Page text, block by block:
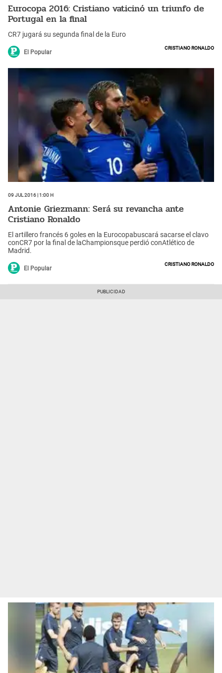
Eurocopa 2016: Cristiano vaticinó un triunfo de
Portugal en la final
CR7 jugará su segunda final de la Euro
El Popular
Cristiano Ronaldo
09 Jul 2016 | 1:00 h
Antonie Griezmann: Será su revancha ante
Cristiano Ronaldo
El artillero francés 6 goles en la Eurocopabuscará sacarse el clavo
conCR7 por la final de laChampionsque perdió conAtlético de
Madrid.
El Popular
Cristiano Ronaldo